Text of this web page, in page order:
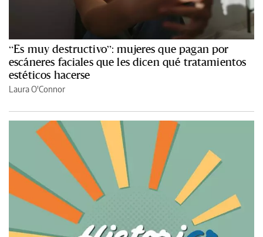
“Es muy destructivo”: mujeres que pagan por
escáneres faciales que les dicen qué tratamientos
estéticos hacerse
Laura O'Connor